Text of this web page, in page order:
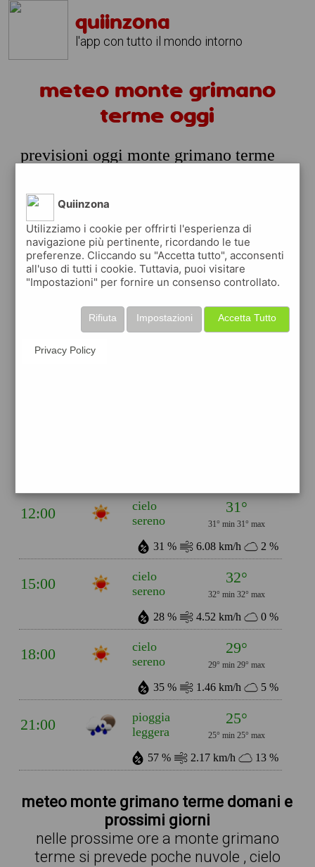
quiinzona
l'app con tutto il mondo intorno
meteo monte grimano
terme oggi
previsioni oggi monte grimano terme
prossime ore
00:00
poche
nuvole
25°
24° min25° max
59 % 2.18 km/h
sereno
22° min 24° max
58 % 2.35 km/h 10 %
12:00
cielo
sereno
31°
31° min 31° max
31 % 6.08 km/h 2 %
15:00
cielo
sereno
32°
32° min 32° max
28 % 4.52 km/h 0 %
18:00
cielo
sereno
29°
29° min 29° max
35 % 1.46 km/h 5 %
21:00
pioggia
leggera
25°
25° min 25° max
57 % 2.17 km/h 13 %
meteo monte grimano terme domani e
prossimi giorni
nelle prossime ore a monte grimano
terme si prevede poche nuvole , cielo
Quiinzona
Utilizziamo i cookie per offrirti l'esperienza di
navigazione più pertinente, ricordando le tue
preferenze. Cliccando su "Accetta tutto", acconsenti
all'uso di tutti i cookie. Tuttavia, puoi visitare
"Impostazioni" per fornire un consenso controllato.
Accetta Tutto
Impostazioni
Rifiuta
Privacy Policy